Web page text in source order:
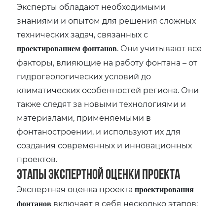
Эксперты обладают необходимыми
знаниями и опытом для решения сложных
технических задач‚ связанных с
проектированием фонтанов. Они учитывают все
факторы‚ влияющие на работу фонтана – от
гидрогеологических условий до
климатических особенностей региона. Они
также следят за новыми технологиями и
материалами‚ применяемыми в
фонтаностроении‚ и используют их для
создания современных и инновационных
проектов.
Этапы экспертной оценки проекта
Экспертная оценка проектапроектирования
фонтанов включает в себя несколько этапов: